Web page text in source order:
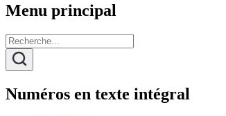
Menu principal
Numéros en texte intégral